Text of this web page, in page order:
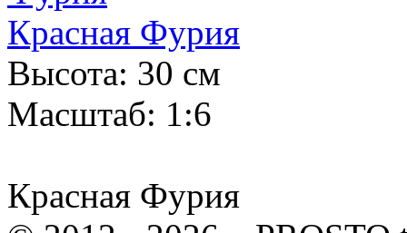
Красная Фурия
Высота: 30 см
Масштаб: 1:6
Красная Фурия